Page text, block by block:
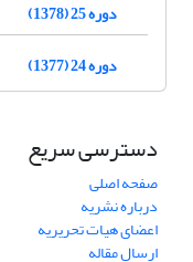
دوره 25 (1378)
دوره 24 (1377)
دسترسی سریع
صفحه اصلی
درباره نشریه
اعضای هیات تحریریه
ارسال مقاله